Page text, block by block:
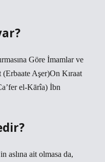
Göre İmamlar ve
Aşer)On Kıraat
el-Kārîa) İbn
aslına ait olmasa da,